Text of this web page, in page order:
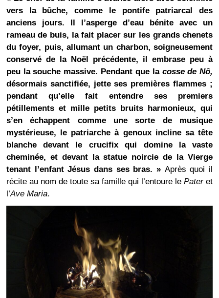
vers la bûche, comme le pontife patriarcal des
anciens jours. Il l’asperge d’eau bénite avec un
rameau de buis, la fait placer sur les grands chenets
du foyer, puis, allumant un charbon, soigneusement
conservé de la Noël précédente, il embrase peu à
peu la souche massive. Pendant que la cosse de Nô,
désormais sanctifiée, jette ses premières flammes ;
pendant qu’elle fait entendre ses premiers
pétillements et mille petits bruits harmonieux, qui
s’en échappent comme une sorte de musique
mystérieuse, le patriarche à genoux incline sa tête
blanche devant le crucifix qui domine la vaste
cheminée, et devant la statue noircie de la Vierge
tenant l’enfant Jésus dans ses bras. » Après quoi il
récite au nom de toute sa famille qui l’entoure lePateret
l’Ave Maria.